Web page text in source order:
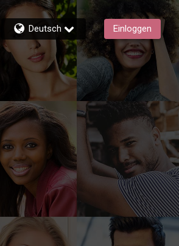
Deutsch Einloggen